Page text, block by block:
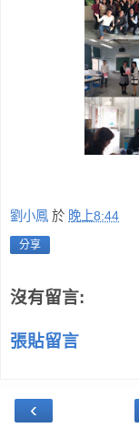
劉小鳳 於 晚上8:44
分享
沒有留言:
張貼留言
‹